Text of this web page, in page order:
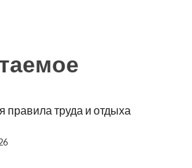
правила труда и отдыха